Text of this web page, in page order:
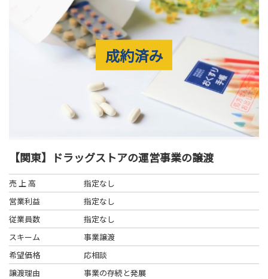
成約済み
【関東】ドラッグストアの運営事業の譲渡
売 上 高
指定なし
営業利益
指定なし
従業員数
指定なし
スキーム
事業譲渡
希望価格
応相談
譲渡理由
事業の存続と発展